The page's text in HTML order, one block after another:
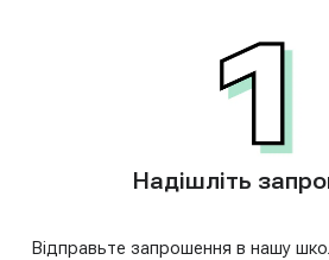
Надішліть
Відправьте запрошення в нашу